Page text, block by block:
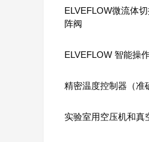
ELVEFLOW微流体
阵阀
ELVEFLOW 智能操
精密温度控制器（准
实验室用空压机和真